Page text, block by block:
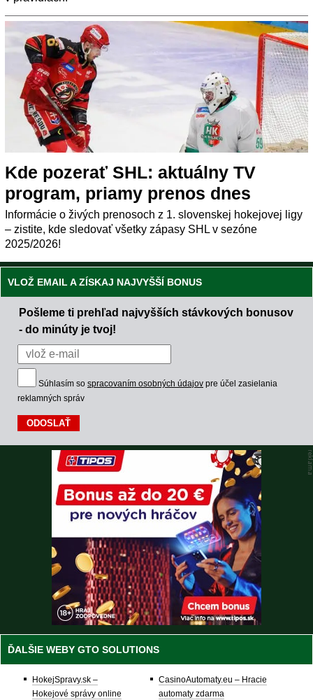
Kde pozerať SHL: aktuálny TV
program, priamy prenos dnes
Informácie o živých prenosoch z 1. slovenskej hokejovej ligy
– zistite, kde sledovať všetky zápasy SHL v sezóne
2025/2026!
VLOŽ EMAIL A ZÍSKAJ NAJVYŠŠÍ BONUS
Pošleme ti prehľad najvyšších stávkových bonusov
- do minúty je tvoj!
Súhlasím so spracovaním osobných údajov pre účel zasielania
reklamných správ
ĎALŠIE WEBY GTO SOLUTIONS
HokejSpravy.sk –
Hokejové správy online
CasinoAutomaty.eu – Hracie
automaty zdarma